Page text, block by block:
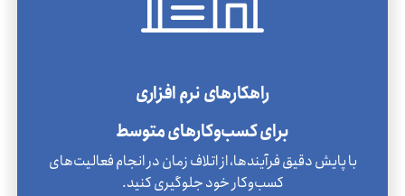
راهکارهای نرم افزاری
برای کسب‌و‌کارهای متوسط
با پایش دقیق فرآیندها، از اتلاف زمان در انجام فعالیت‌های
کسب‌وکار خود جلوگیری کنید.